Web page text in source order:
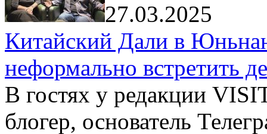
27.03.2025
Китайский Дали в
неформально встретить
В гостях у редакции
блогер, основатель